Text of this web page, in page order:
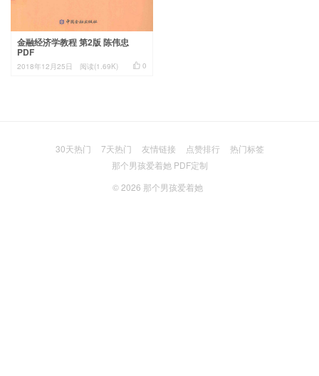
金融经济学教程 第2版 陈伟忠
PDF
 0
2018年12月25日 阅读(1.69K)
30天热门 7天热门 友情链接 点赞排行
热门标签
那个男孩爱着她 PDF定制
© 2026 那个男孩爱着她